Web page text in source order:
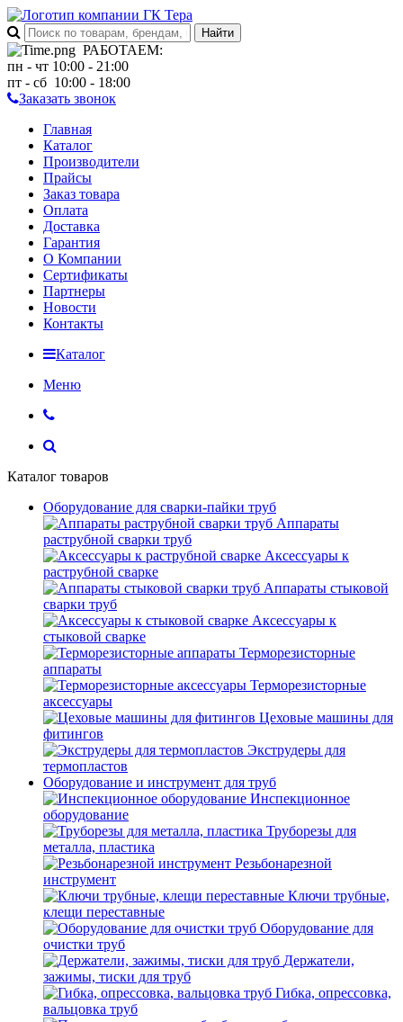
РАБОТАЕМ:
пн - чт 10:00 - 21:00
пт - сб 10:00 - 18:00
Заказать звонок
Главная
Каталог
Производители
Прайсы
Заказ товара
Оплата
Доставка
Гарантия
О Компании
Сертификаты
Партнеры
Новости
Контакты
Каталог
Меню
Каталог товаров
Оборудование для сварки-пайки труб
Аппараты
раструбной сварки труб
Аксессуары к
раструбной сварке
Аппараты стыковой
сварки труб
Аксессуары к
стыковой сварке
Терморезисторные
аппараты
Терморезисторные
аксессуары
Цеховые машины для
фитингов
Экструдеры для
термопластов
Оборудование и инструмент для труб
Инспекционное
оборудование
Труборезы для
металла, пластика
Резьбонарезной
инструмент
Ключи трубные,
клещи переставные
Оборудование для
очистки труб
Держатели,
зажимы, тиски для труб
Гибка, опрессовка,
вальцовка труб